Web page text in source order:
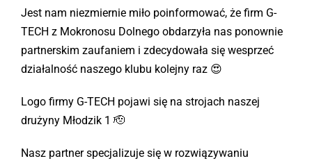
Dokumenty
Kontakt
Jest nam niezmiernie miło poinformować, że firm G-
TECH z Mokronosu Dolnego obdarzyła nas ponownie
partnerskim zaufaniem i zdecydowała się wesprzeć
działalność naszego klubu kolejny raz 😍
Logo firmy G-TECH pojawi się na strojach naszej
drużyny Młodzik 1 🫡
Nasz partner specjalizuje się w rozwiązywaniu